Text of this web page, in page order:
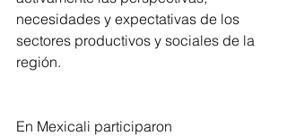
necesidades y expectativas de los
sectores productivos y sociales de la
región.
En Mexicali participaron